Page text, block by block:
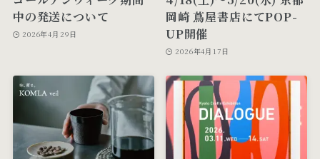
中の発送について
2026年4月29日
岡崎 蔦屋書店にてPOP-
UP開催
2026年4月17日